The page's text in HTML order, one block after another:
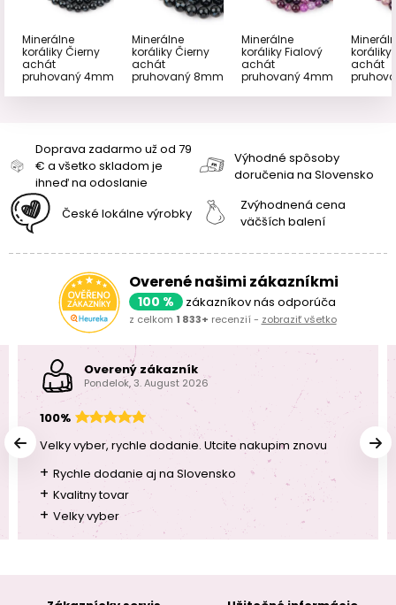
Minerálne
koráliky Čierny
achát
pruhovaný 4mm
Minerálne
koráliky Čierny
achát
pruhovaný 8mm
Minerálne
koráliky Fialový
achát
pruhovaný 4mm
koráliky
achát
Doprava zadarmo už od 79
€ a všetko skladom je
ihneď na odoslanie
Výhodné spôsoby
doručenia na Slovensko
České lokálne výrobky
Zvýhodnená cena
väčších balení
Overené našimi zákazníkmi
100 % zákazníkov nás odporúča
z celkom 1 833+ recenzií - zobraziť všetko
Overený zákazník
Pondelok, 3. August 2026
100%
Velky vyber, rychle dodanie. Utcite nakupim znovu
+ Rychle dodanie aj na Slovensko
+ Kvalitny tovar
+ Velky vyber